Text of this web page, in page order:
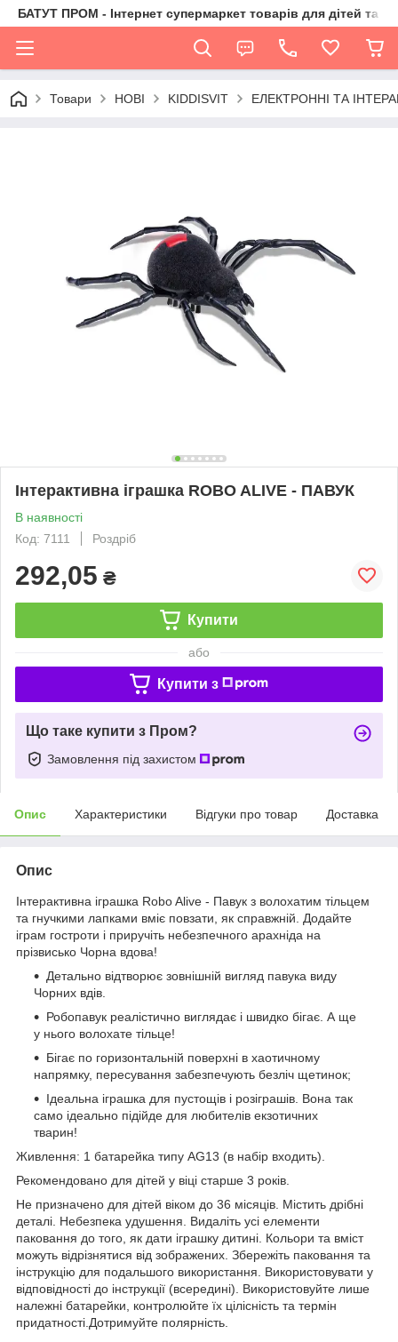
БАТУТ ПРОМ - Інтернет супермаркет товарів для дітей та їх
Товари НОВІ KIDDISVIT ЕЛЕКТРОННІ ТА
Інтерактивна іграшка ROBO ALIVE - ПАВУК
В наявності
Код: 7111
Роздріб
292,05 ₴
Купити
або
Купити з
Що таке купити з Пром?
Замовлення під захистом
Опис Характеристики Відгуки про товар Доставка
Опис
Інтерактивна іграшка Robo Alive - Павук з волохатим тільцем
та гнучкими лапками вміє повзати, як справжній. Додайте
іграм гостроти і приручіть небезпечного арахніда на
прізвисько Чорна вдова!
Детально відтворює зовнішній вигляд павука виду
Чорних вдів.
Робопавук реалістично виглядає і швидко бігає. А ще
у нього волохате тільце!
Бігає по горизонтальній поверхні в хаотичному
напрямку, пересування забезпечують безліч щетинок;
Ідеальна іграшка для пустощів і розіграшів. Вона так
само ідеально підійде для любителів екзотичних
тварин!
Живлення: 1 батарейка типу AG13 (в набір входить).
Рекомендовано для дітей у віці старше 3 років.
Не призначено для дітей віком до 36 місяців. Містить дрібні
деталі. Небезпека удушення. Видаліть усі елементи
паковання до того, як дати іграшку дитині. Кольори та вміст
можуть відрізнятися від зображених. Збережіть паковання та
інструкцію для подальшого використання. Використовувати у
відповідності до інструкції (всередині). Використовуйте лише
належні батарейки, контролюйте їх цілісність та термін
придатності.Дотримуйте полярність.